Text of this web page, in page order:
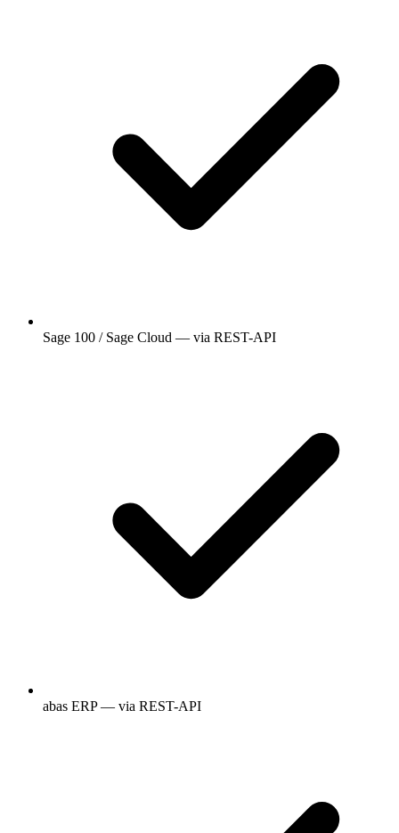
Sage 100 / Sage Cloud — via REST-API
abas ERP — via REST-API